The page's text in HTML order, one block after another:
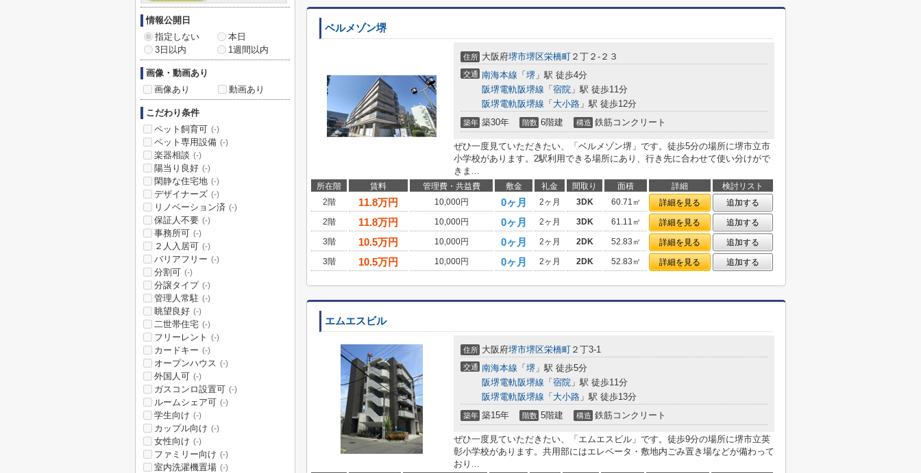
ベルメゾン堺
住所 大阪府堺市堺区栄橋町 ２丁２-２３
交通 南海本線 「 堺 」駅 徒歩4分
阪堺電軌阪堺線 「 宿院 」駅 徒歩11分
阪堺電軌阪堺線 「 大小路 」駅 徒歩12分
築年 築30年 階数 6階建 構造 鉄筋コンクリート
ぜひ一度見ていただきたい、「ベルメゾン堺」です。徒歩5分の場所に堺市立市
小学校があります。2駅利用できる場所にあり、行き先に合わせて使い分けがで
きま...
所在階 賃料 管理費・共益費 敷金 礼金 間取り 面積 詳細
検討リスト
2階
11.8万円 10,000円 0ヶ月 2ヶ月 3DK 60.71㎡ 詳細を見る
追加する
2階
11.8万円 10,000円 0ヶ月 2ヶ月 3DK 61.11㎡ 詳細を見る
追加する
3階
10.5万円 10,000円 0ヶ月 2ヶ月 2DK 52.83㎡ 詳細を見る
追加する
3階
10.5万円 10,000円 0ヶ月 2ヶ月 2DK 52.83㎡ 詳細を見る 追加する
エムエスビル
住所 大阪府堺市堺区栄橋町 ２丁3-1
交通 南海本線 「 堺 」駅 徒歩5分
阪堺電軌阪堺線 「 宿院 」駅 徒歩11分
阪堺電軌阪堺線 「 大小路 」駅 徒歩13分
築年 築15年 階数 5階建 構造 鉄筋コンクリート
ぜひ一度見ていただきたい、「エムエスビル」です。徒歩9分の場所に堺市立英
彰小学校があります。共用部にはエレベータ・敷地内ごみ置き場などが備わって
おり...
情報公開日
指定しない
本日
3日以内
1週間以内
画像・動画あり
画像あり
動画あり
こだわり条件
ペット飼育可 (-)
ペット専用設備 (-)
楽器相談 (-)
陽当り良好 (-)
閑静な住宅地 (-)
デザイナーズ (-)
リノベーション済 (-)
保証人不要 (-)
事務所可 (-)
２人入居可 (-)
バリアフリー (-)
分割可 (-)
分譲タイプ (-)
管理人常駐 (-)
眺望良好 (-)
二世帯住宅 (-)
フリーレント (-)
カードキー (-)
オープンハウス (-)
外国人可 (-)
ガスコンロ設置可 (-)
ルームシェア可 (-)
学生向け (-)
カップル向け (-)
女性向け (-)
ファミリー向け (-)
室内洗濯機置場 (-)